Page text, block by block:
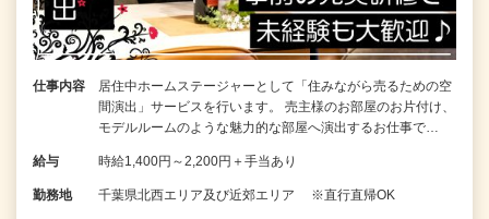
仕事内容
居住中ホームステージャーとして「住みながら売るための空
間演出」サービスを行います。 売主様のお部屋のお片付け、
モデルルームのような魅力的な部屋へ演出するお仕事で…
給与 時給1,400円～2,200円＋手当あり
勤務地 千葉県北西エリア及び近郊エリア ※直行直帰OK